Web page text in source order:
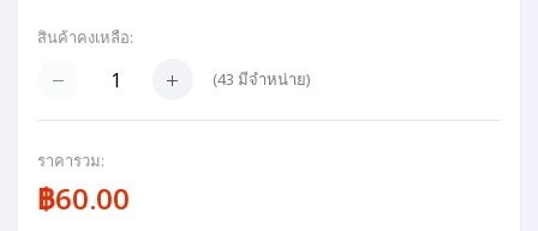
สินค้าคงเหลือ:
(43 มีจำหน่าย)
ราคารวม:
฿60.00